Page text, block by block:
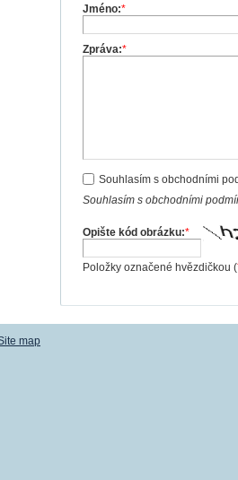
Jméno:*
Zpráva:*
Souhlasím s obchodními
Souhlasím s obchodními
Opište kód obrázku:*
Položky označené hvězdičkou (
map